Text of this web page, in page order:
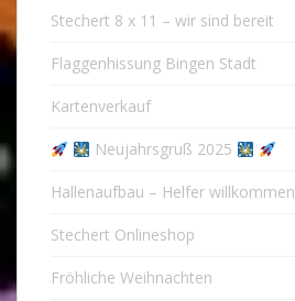
Stechert 8 x 11 – wir sind bereit
Flaggenhissung Bingen Stadt
Kartenverkauf
Neujahrsgruß 2025
Hallenaufbau – Helfer willkommen
Stechert Onlineshop
Fröhliche Weihnachten